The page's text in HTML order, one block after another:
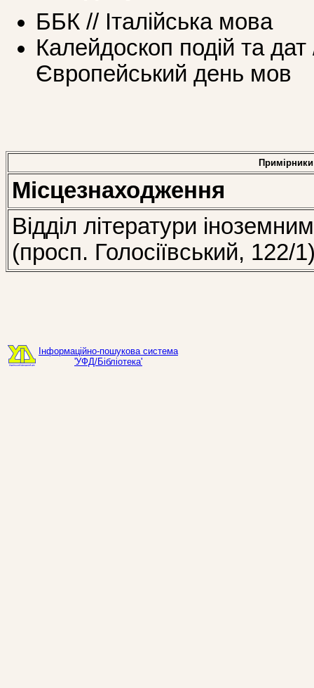
ББК // Італійська мова
Калейдоскоп подій та
Європейський день мов
Примірники
Місцезнаходження
Відділ літератури
(просп. Голосіївський, 122/
Інформаційно-пошукова система
'УФД/Бібліотека'